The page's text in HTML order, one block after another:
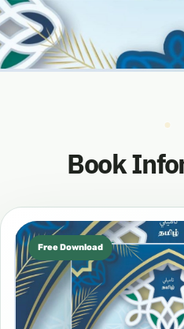
Book
Free Download